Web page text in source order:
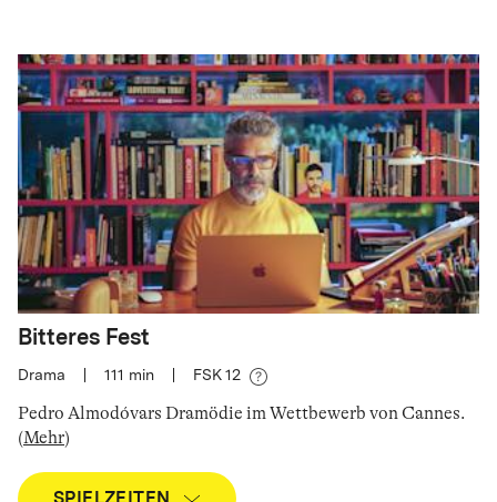
Bitteres Fest
Drama 111 min FSK 12
Pedro Almodóvars Dramödie im Wettbewerb von Cannes.
(Mehr)